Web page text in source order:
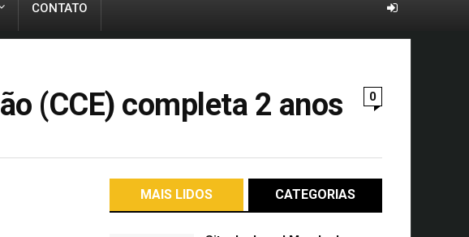
CONTATO
0
(CCE) completa 2 anos
MAIS LIDOS CATEGORIAS